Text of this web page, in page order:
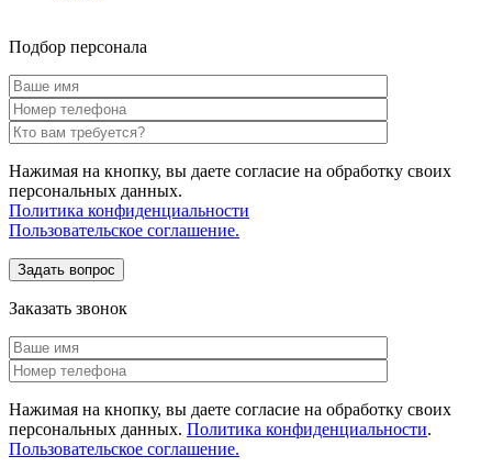
Подбор персонала
Нажимая на кнопку, вы даете согласие на обработку своих
персональных данных.
Политика конфиденциальности
Пользовательское соглашение.
Заказать звонок
Нажимая на кнопку, вы даете согласие на обработку своих
персональных данных. Политика конфиденциальности.
Пользовательское соглашение.